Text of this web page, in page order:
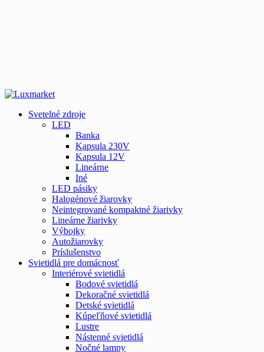
Svetelné zdroje
LED
Banka
Kapsula 230V
Kapsula 12V
Lineárne
Iné
LED pásiky
Halogénové žiarovky
Neintegrované kompaktné žiarivky
Lineárne žiarivky
Výbojky
Autožiarovky
Príslušenstvo
Svietidlá pre domácnosť
Interiérové svietidlá
Bodové svietidlá
Dekoračné svietidlá
Detské svietidlá
Kúpeľňové svietidlá
Lustre
Nástenné svietidlá
Nočné lampy